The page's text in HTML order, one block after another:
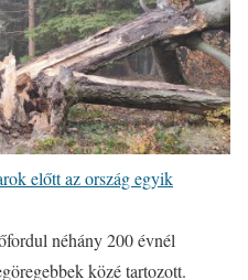
előtt az ország egyik
néhány 200 évnél
közé tartozott.